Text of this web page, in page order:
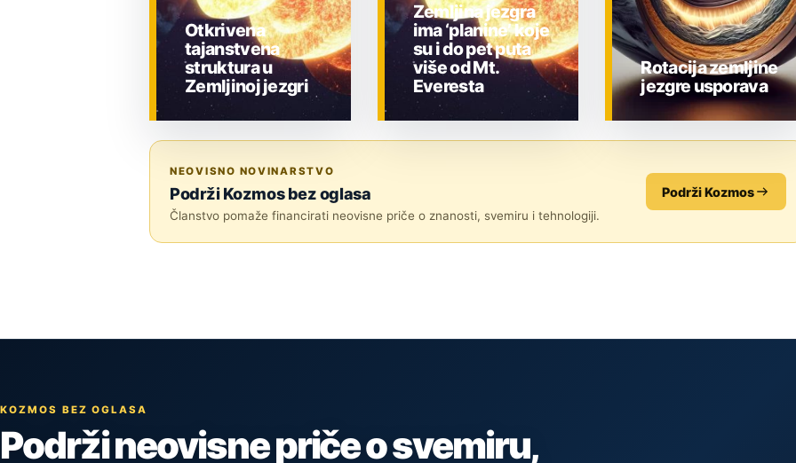
Otkrivena
tajanstvena
struktura u
Zemljinoj jezgri
Zemljina jezgra
ima ‘planine’ koje
su i do pet puta
više od Mt.
Everesta
Rotacija zemljine
jezgre usporava
NEOVISNO NOVINARSTVO
Podrži Kozmos bez oglasa
Članstvo pomaže financirati neovisne priče o znanosti, svemiru i tehnologiji.
Podrži Kozmos
KOZMOS BEZ OGLASA
Podrži neovisne priče o svemiru,